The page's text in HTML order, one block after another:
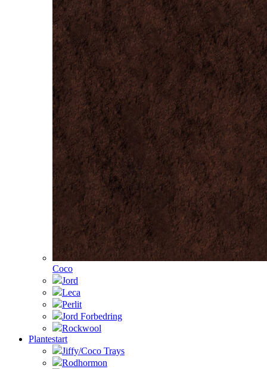
Coco
Jord
Leca
Perlit
Jord Forbedring
Rockwool
Plantestart
Jiffy/Coco Trays
Rodhormon